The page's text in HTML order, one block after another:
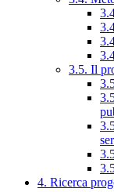
3.5. Il
4. Ricerca